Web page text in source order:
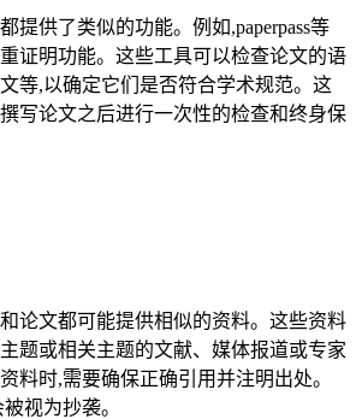
提供了类似的功能。例如,paperpass等
证明功能。这些工具可以检查论文的语
等,以确定它们是否符合学术规范。这
写论文之后进行一次性的检查和终身保
论文都可能提供相似的资料。这些资料
题或相关主题的文献、媒体报道或专家
料时,需要确保正确引用并注明出处。
视为抄袭。